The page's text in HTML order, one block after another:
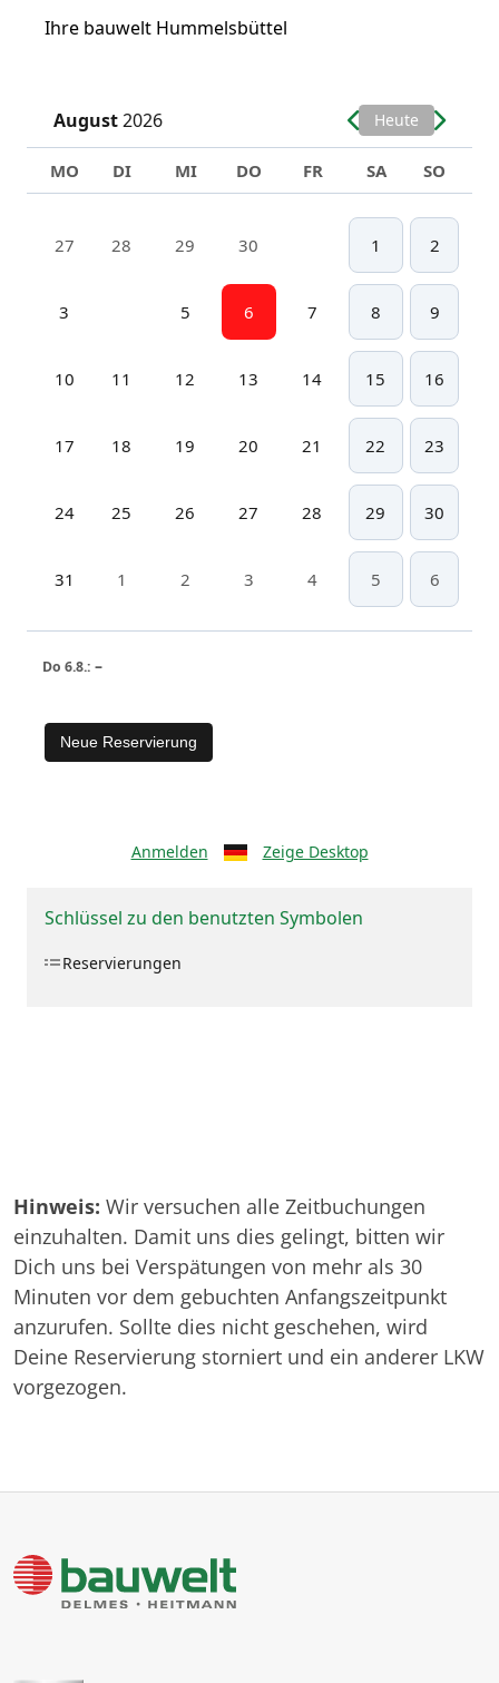
Hinweis: Wir versuchen alle Zeitbuchungen
einzuhalten. Damit uns dies gelingt, bitten wir
Dich uns bei Verspätungen von mehr als 30
Minuten vor dem gebuchten Anfangszeitpunkt
anzurufen. Sollte dies nicht geschehen, wird
Deine Reservierung storniert und ein anderer LKW
vorgezogen.